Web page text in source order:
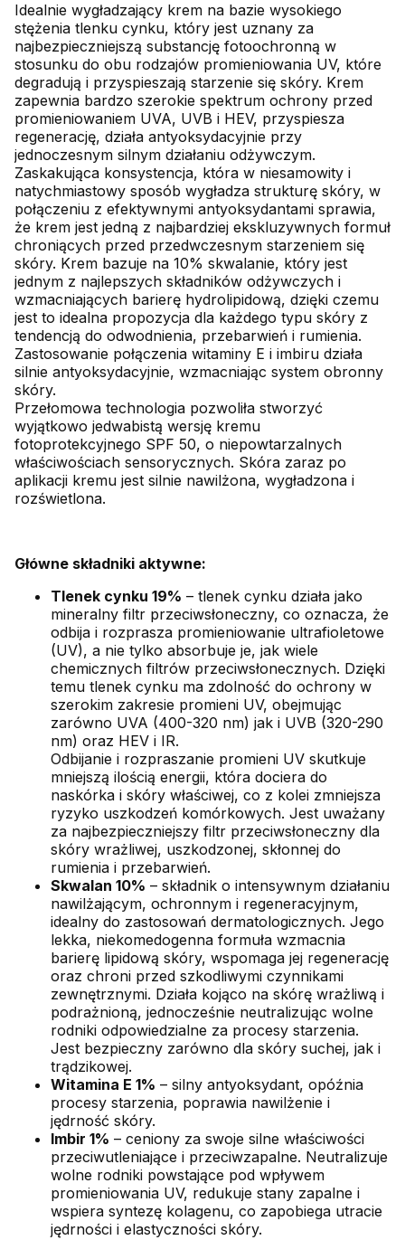
Idealnie wygładzający krem na bazie wysokiego
stężenia tlenku cynku, który jest uznany za
najbezpieczniejszą substancję fotoochronną w
stosunku do obu rodzajów promieniowania UV, które
degradują i przyspieszają starzenie się skóry. Krem
zapewnia bardzo szerokie spektrum ochrony przed
promieniowaniem UVA, UVB i HEV, przyspiesza
regenerację, działa antyoksydacyjnie przy
jednoczesnym silnym działaniu odżywczym.
Zaskakująca konsystencja, która w niesamowity i
natychmiastowy sposób wygładza strukturę skóry, w
połączeniu z efektywnymi antyoksydantami sprawia,
że krem jest jedną z najbardziej ekskluzywnych formuł
chroniących przed przedwczesnym starzeniem się
skóry. Krem bazuje na 10% skwalanie, który jest
jednym z najlepszych składników odżywczych i
wzmacniających barierę hydrolipidową, dzięki czemu
jest to idealna propozycja dla każdego typu skóry z
tendencją do odwodnienia, przebarwień i rumienia.
Zastosowanie połączenia witaminy E i imbiru działa
silnie antyoksydacyjnie, wzmacniając system obronny
skóry.
Przełomowa technologia pozwoliła stworzyć
wyjątkowo jedwabistą wersję kremu
fotoprotekcyjnego SPF 50, o niepowtarzalnych
właściwościach sensorycznych. Skóra zaraz po
aplikacji kremu jest silnie nawilżona, wygładzona i
rozświetlona.
Główne składniki aktywne:
Tlenek cynku 19% – tlenek cynku działa jako
mineralny filtr przeciwsłoneczny, co oznacza, że
odbija i rozprasza promieniowanie ultrafioletowe
(UV), a nie tylko absorbuje je, jak wiele
chemicznych filtrów przeciwsłonecznych. Dzięki
temu tlenek cynku ma zdolność do ochrony w
szerokim zakresie promieni UV, obejmując
zarówno UVA (400-320 nm) jak i UVB (320-290
nm) oraz HEV i IR.
Odbijanie i rozpraszanie promieni UV skutkuje
mniejszą ilością energii, która dociera do
naskórka i skóry właściwej, co z kolei zmniejsza
ryzyko uszkodzeń komórkowych. Jest uważany
za najbezpieczniejszy filtr przeciwsłoneczny dla
skóry wrażliwej, uszkodzonej, skłonnej do
rumienia i przebarwień.
Skwalan 10% – składnik o intensywnym działaniu
nawilżającym, ochronnym i regeneracyjnym,
idealny do zastosowań dermatologicznych. Jego
lekka, niekomedogenna formuła wzmacnia
barierę lipidową skóry, wspomaga jej regenerację
oraz chroni przed szkodliwymi czynnikami
zewnętrznymi. Działa kojąco na skórę wrażliwą i
podrażnioną, jednocześnie neutralizując wolne
rodniki odpowiedzialne za procesy starzenia.
Jest bezpieczny zarówno dla skóry suchej, jak i
trądzikowej.
Witamina E 1% – silny antyoksydant, opóźnia
procesy starzenia, poprawia nawilżenie i
jędrność skóry.
Imbir 1% – ceniony za swoje silne właściwości
przeciwutleniające i przeciwzapalne. Neutralizuje
wolne rodniki powstające pod wpływem
promieniowania UV, redukuje stany zapalne i
wspiera syntezę kolagenu, co zapobiega utracie
jędrności i elastyczności skóry.